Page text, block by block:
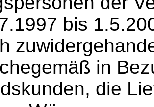
bis
in
die